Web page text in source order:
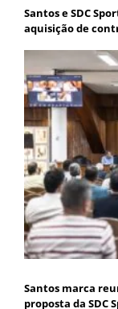
Santos e SDC
aquisição de
Santos marca
proposta da SDC